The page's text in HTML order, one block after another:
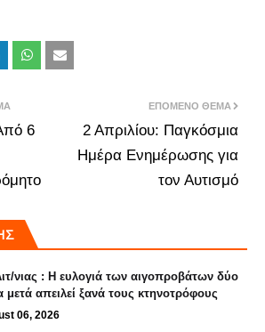
ΕΠΌΜΕΝΟ ΘΈΜΑ
2 Απριλίου: Παγκόσμια
Ημέρα Ενημέρωσης για
τον Αυτισμό
6
νιας : Η ευλογιά των αιγοπροβάτων δύο
μετά απειλεί ξανά τους κτηνοτρόφους
06, 2026